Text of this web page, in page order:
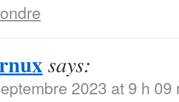
says:
2023 at 9 h 09